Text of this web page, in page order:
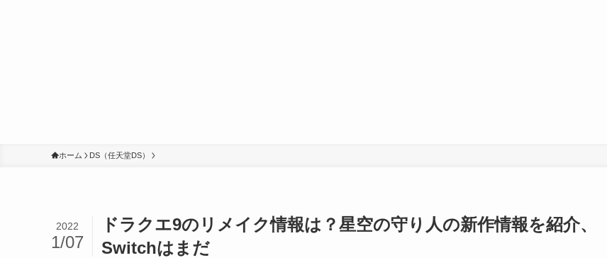
ホーム DS（任天堂DS）
ドラクエ9のリメイク情報は？星空の守り人の新作情報を紹介、
Switchはまだ
2022
1/07